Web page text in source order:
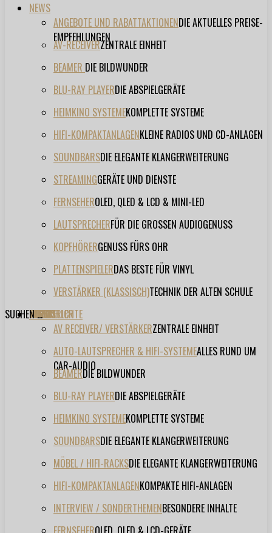
NEWS
ANGEBOTE UND RABATTAKTIONENDIE AKTUELLES PREISE-
EMPFEHLUNGEN
AV-RECEIVERZENTRALE EINHEIT
BEAMER DIE BILDWUNDER
BLU-RAY PLAYERDIE ABSPIELGERÄTE
HEIMKINO SYSTEMEKOMPLETTE SYSTEME
HIFI-KOMPAKTANLAGENKLEINE RADIOS UND CD-ANLAGEN
SOUNDBARSDIE ELEGANTE KLANGERWEITERUNG
STREAMINGGERÄTE UND DIENSTE
FERNSEHEROLED, QLED & LCD & MINI-LED
LAUTSPRECHERFÜR DIE GROSSEN AUDIOGENUSS
KOPFHÖRERGENUSS FÜRS OHR
PLATTENSPIELERDAS BESTE FÜR VINYL
VERSTÄRKER (KLASSISCH)TECHNIK DER ALTEN SCHULE
TESTBERICHTE
AV RECEIVER/ VERSTÄRKERZENTRALE EINHEIT
AUTO-LAUTSPRECHER & HIFI-SYSTEMEALLES RUND UM
CAR-AUDIO
BEAMERDIE BILDWUNDER
BLU-RAY PLAYERDIE ABSPIELGERÄTE
HEIMKINO SYSTEMEKOMPLETTE SYSTEME
SOUNDBARSDIE ELEGANTE KLANGERWEITERUNG
MÖBEL / HIFI-RACKSDIE ELEGANTE KLANGERWEITERUNG
HIFI-KOMPAKTANLAGENKOMPAKTE HIFI-ANLAGEN
INTERVIEW / SONDERTHEMENBESONDERE INHALTE
FORUM
FILME
VIDEOS
HERSTELLER
EVENT
SUCHEN ...